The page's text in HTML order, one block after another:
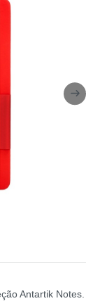
Antartik Notes.